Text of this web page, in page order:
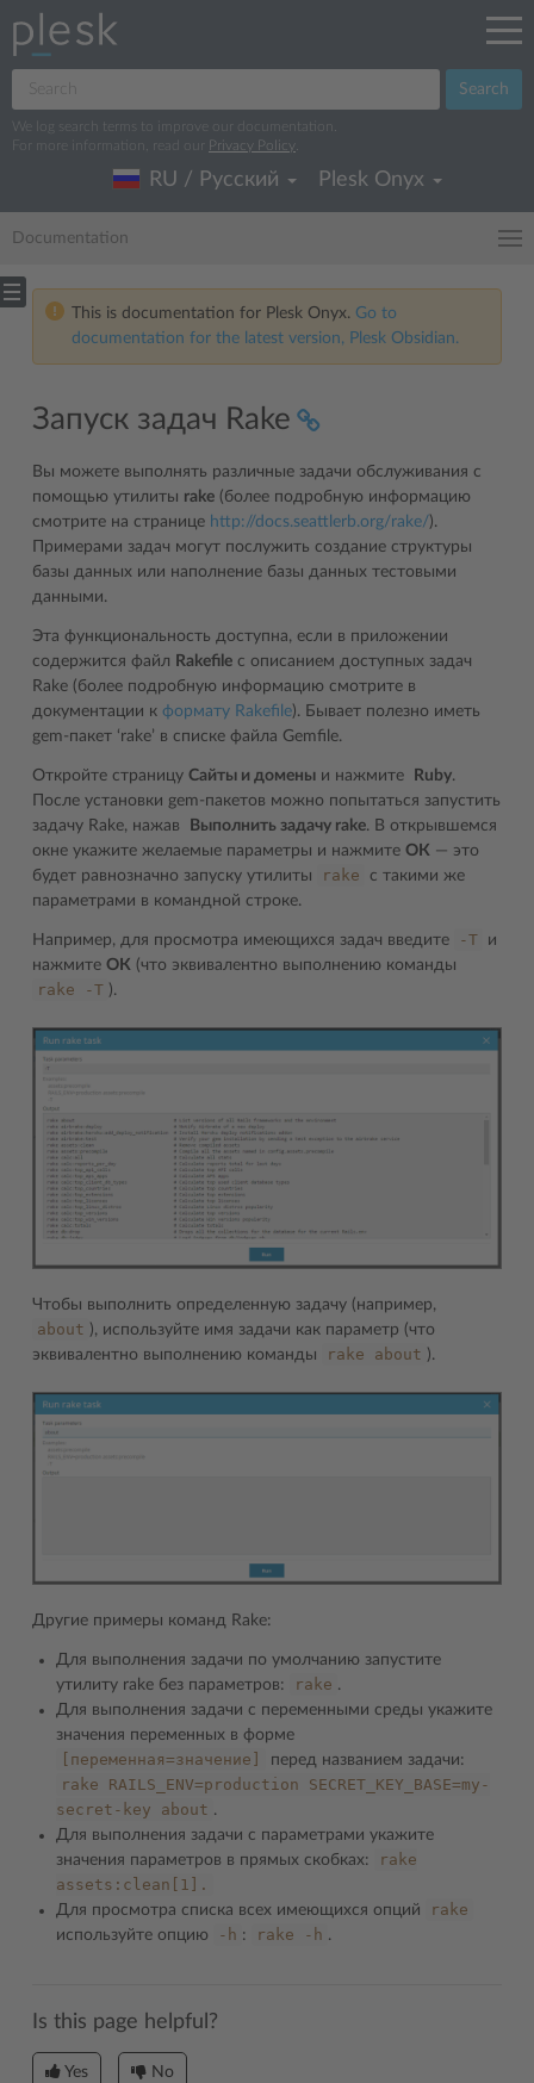
Search
We log search terms to improve our documentation.
For more information, read our
Privacy Policy
RU / Русский Plesk Onyx
Documentation
This is documentation for Plesk Onyx. Go to
documentation for the latest version, Plesk Obsidian.
Запуск задач Rake
Вы можете выполнять различные задачи обслуживания с
помощью утилиты rake (более подробную информацию
смотрите на странице http://docs.seattlerb.org/rake/).
Примерами задач могут послужить создание структуры
базы данных или наполнение базы данных тестовыми
данными.
Эта функциональность доступна, если в приложении
содержится файл Rakefile с описанием доступных задач
Rake (более подробную информацию смотрите в
документации к формату Rakefile). Бывает полезно иметь
gem-пакет ‘rake’ в списке файла Gemfile.
Откройте страницу Сайты и домены и нажмите Ruby.
После установки gem-пакетов можно попытаться запустить
задачу Rake, нажав
Выполнить задачу rake. В открывшемся
окне укажите желаемые параметры и нажмите ОК ― это
будет равнозначно запуску утилиты
rake
с такими же
параметрами в командной строке.
Например, для просмотра имеющихся задач введите -T
и
нажмите ОК (что эквивалентно выполнению команды
rake -T ).
Чтобы выполнить определенную задачу (например,
about ), используйте имя задачи как параметр (что
эквивалентно выполнению команды
rake about ).
Другие примеры команд Rake:
Для выполнения задачи по умолчанию запустите
утилиту rake без параметров:
rake .
Для выполнения задачи с переменными среды укажите
значения переменных в форме
[переменная=значение] перед названием задачи:
rake RAILS_ENV=production
SECRET_KEY_BASE=my-
secret-key
about .
Для выполнения задачи с параметрами укажите
значения параметров в прямых скобках:
rake
assets:clean[1].
Для просмотра списка всех имеющихся опций rake
используйте опцию -h : rake -h .
Is this page helpful?
Yes No